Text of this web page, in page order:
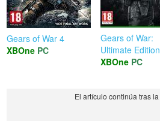
Gears of War 4
XBOne PC
Gears of War:
Ultimate Edition
XBOne PC